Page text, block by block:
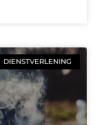
DIENSTVERLENING